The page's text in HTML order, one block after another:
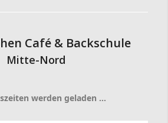
Café & Backschule
Mitte-Nord
werden geladen …